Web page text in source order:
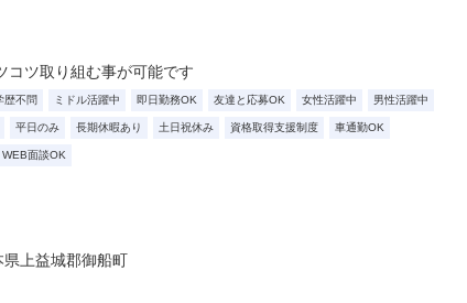
コツ取り組む事が可能です
歴不問 ミドル活躍中 即日勤務OK 友達と応募OK 女性活躍中 男性活躍中
平日のみ 長期休暇あり 土日祝休み 資格取得支援制度 車通勤OK
面談OK
県上益城郡御船町